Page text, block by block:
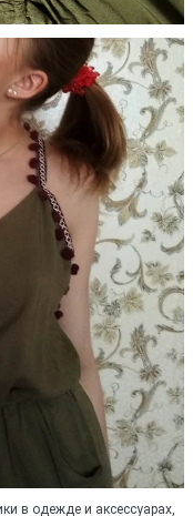
в одежде и аксессуарах,